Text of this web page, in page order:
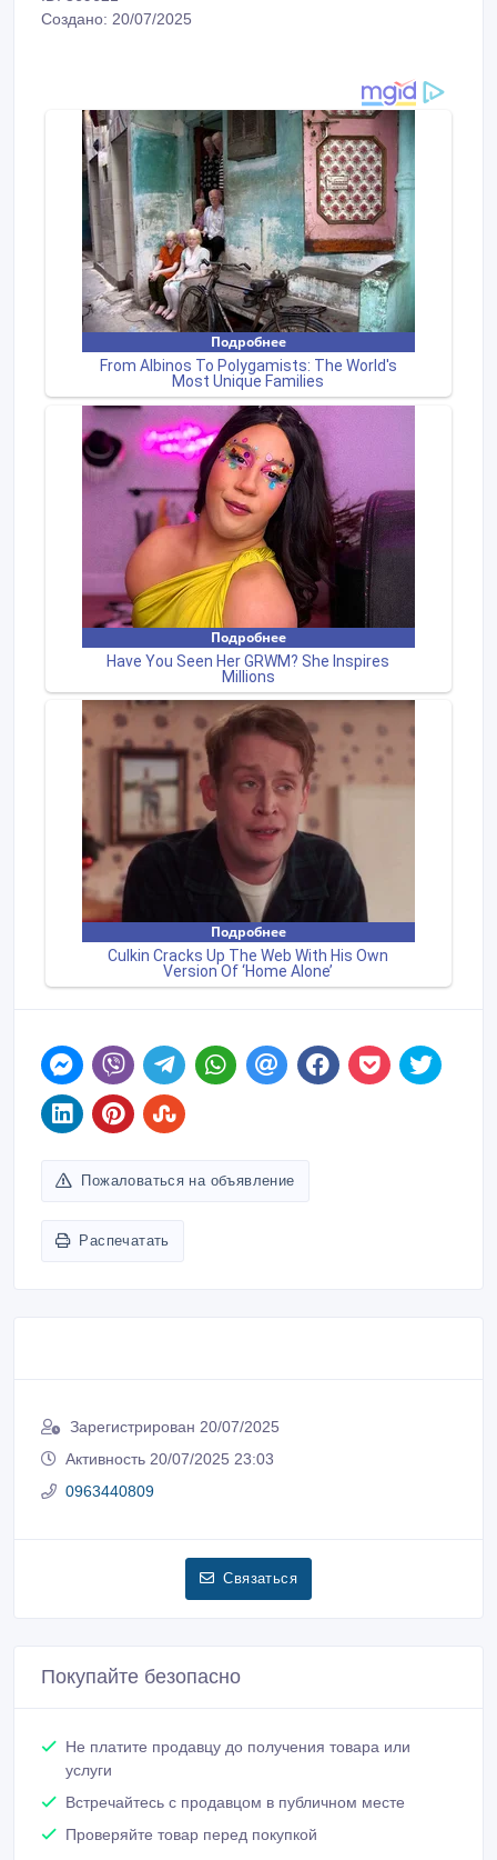
Создано: 20/07/2025
Пожаловаться на объявление
Распечатать
Зарегистрирован 20/07/2025
Активность 20/07/2025 23:03
0963440809
Связаться
Покупайте безопасно
Не платите продавцу до получения товара или
услуги
Встречайтесь с продавцом в публичном месте
Проверяйте товар перед покупкой